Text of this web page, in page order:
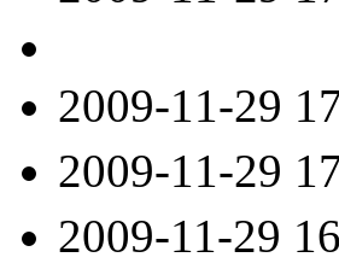
2009-11-29
2009-11-29
2009-11-29